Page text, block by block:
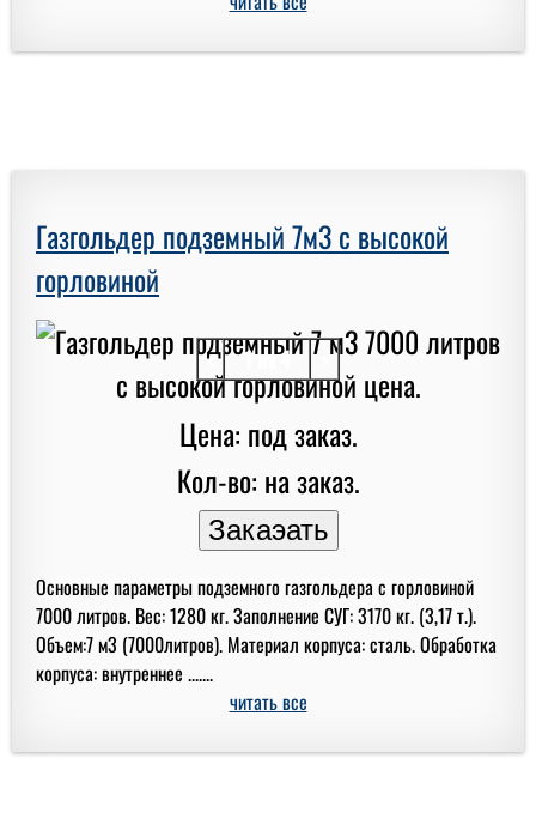
Газгольдер подземный 7м3 с высокой
горловиной
< 1 из 4
Цена: под заказ.
Кол-во: на заказ.
Основные параметры подземного газгольдера с горловиной
7000 литров. Вес: 1280 кг. Заполнение СУГ: 3170 кг. (3,17 т.).
Объем:7 м3 (7000литров). Материал корпуса: сталь. Обработка
корпуса: внутреннее .......
читать все